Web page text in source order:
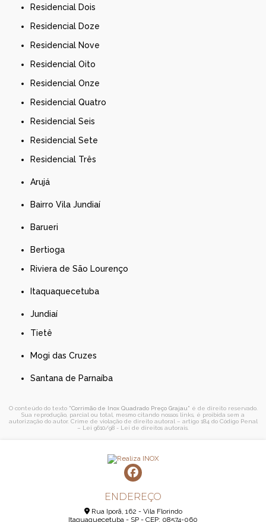
Residencial Dois
Residencial Doze
Residencial Nove
Residencial Oito
Residencial Onze
Residencial Quatro
Residencial Seis
Residencial Sete
Residencial Três
Arujá
Bairro Vila Jundiaí
Barueri
Bertioga
Riviera de São Lourenço
Itaquaquecetuba
Jundiaí
Tietê
Mogi das Cruzes
Santana de Parnaíba
O conteúdo do texto "Corrimão de Inox Quadrado Preço Grajau" é de direito reservado.
Sua reprodução, parcial ou total, mesmo citando nossos links, é proibida sem a
autorização do autor. Crime de violação de direito autoral – artigo 184 do Código Penal
– Lei 9610/98 - Lei de direitos autorais
ENDEREÇO
Rua Iporã, 162 - Vila Florindo
Itaquaquecetuba - SP - CEP: 08574-060